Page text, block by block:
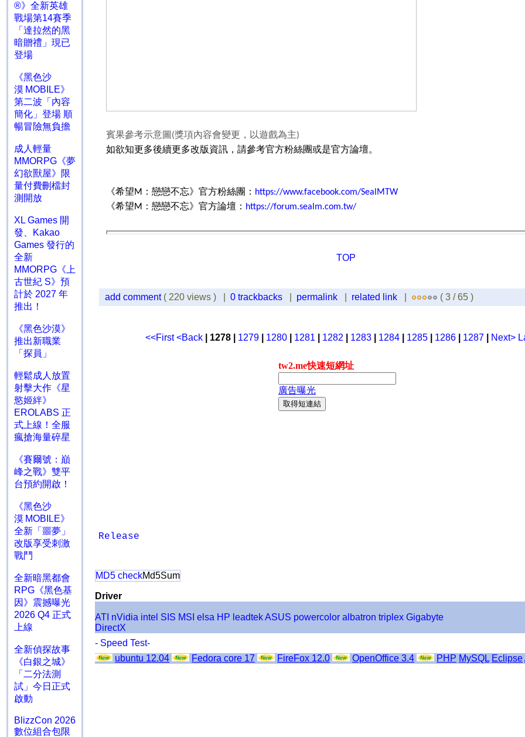
®》全新英雄
戰場第14賽季
「達拉然的黑
暗贈禮」現已
登場
《黑色沙
漠 MOBILE》
第二波「內容
簡化」登場 順
暢冒險無負擔
成人輕量
MMORPG《夢
幻欲獸屋》限
量付費刪檔封
測開放
XL Games 開
發、Kakao
Games 發行的
全新
MMORPG《上
古世紀 S》預
計於 2027 年
推出！
《黑色沙漠》
推出新職業
「探員」
輕鬆成人放置
射擊大作《星
慾姬絆》
EROLABS 正
式上線！全服
瘋搶海量碎星
《賽爾號：巔
峰之戰》雙平
台預約開啟！
《黑色沙
漠 MOBILE》
全新「噩夢」
改版享受刺激
戰鬥
全新暗黑都會
RPG《黑色基
因》震撼曝光
2026 Q4 正式
上線
全新偵探故事
《白銀之城》
「二分法測
試」今日正式
啟動
BlizzCon 2026
數位組合包限
賓果參考示意圖 (獎項內容會變更，以遊戲為主)
如欲知更多後續更多改版資訊，請參考官方粉絲團或是官方論壇。
《希望M ：戀戀不忘》官方粉絲團： https://www.facebook.com/SealMTW
《希望M ：戀戀不忘》官方論壇： https://forum.sealm.com.tw/
TOP
add comment ( 220 views ) | 0 trackbacks permalink related link ( 3 / 65 )
<<First<Back | 1278 | 1279 1280 1281 1282 1283 1284 1285 1286 1287 Next>
Release
MD5 checkMd5Sum
Driver
ATI nVidia intel SIS MSI elsa HP leadtekASUS powercolor albatron triplex Gigabyte
DirectX
- Speed Test-
ubuntu 12.04
Fedora core 17 FireFox 12.0 OpenOffice 3.4 PHP MySQL Eclipse